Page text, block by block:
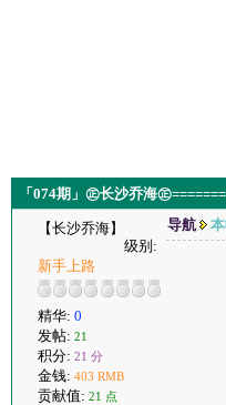
「074期」㊣长沙乔海㊣
【长沙乔海】
级别:
新手上路
精华: 0
发帖: 21
积分: 21 分
金钱: 403 RMB
贡献值: 21 点
导航